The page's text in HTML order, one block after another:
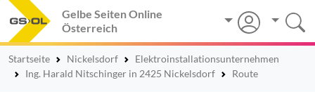
Gelbe Seiten Online
Österreich
Startseite Nickelsdorf
Elektroinstallationsunternehmen
Ing. Harald Nitschinger in 2425 Nickelsdorf
Route